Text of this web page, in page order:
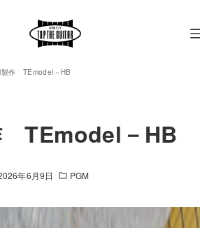
製作 TEmodel－HB
TEmodel－HB
年6月9日 PGM